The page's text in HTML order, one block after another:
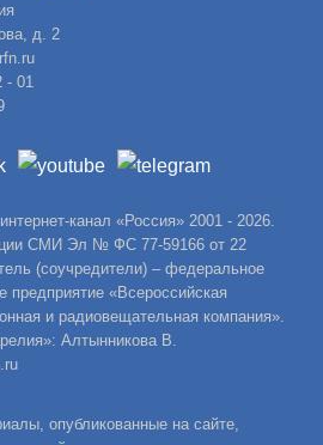
д. 2
- 01
канал «Россия» 2001 - 2026.
СМИ Эл № ФС 77-59166 от 22
(соучредители) – федеральное
предприятие «Всероссийская
и радиовещательная компания».
Алтынникова В.
опубликованные на сайте,